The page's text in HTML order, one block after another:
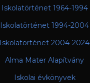
Iskolatörténet 1964-1994
Iskolatörténet 1994-2004
Iskolatörténet 2004-2024
Alma Mater Alapítvány
Iskolai évkönyvek